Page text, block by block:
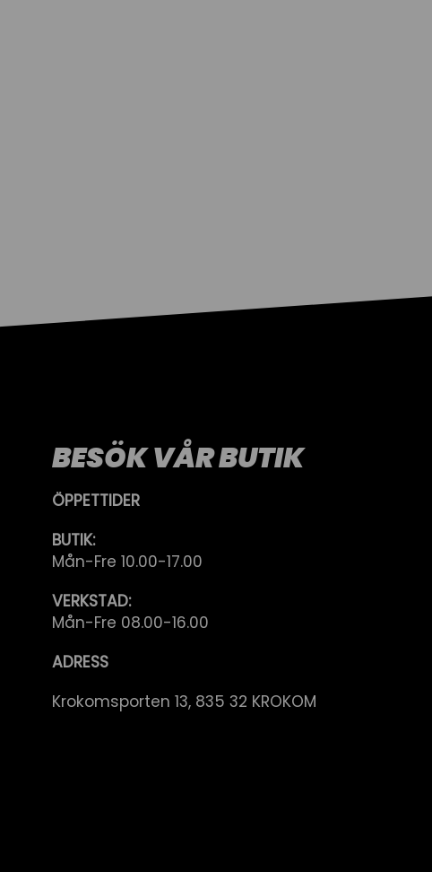
BESÖK VÅR BUTIK
ÖPPETTIDER
BUTIK:
Mån-Fre 10.00-17.00
VERKSTAD:
Mån-Fre 08.00-16.00
ADRESS
Krokomsporten 13, 835 32 KROKOM